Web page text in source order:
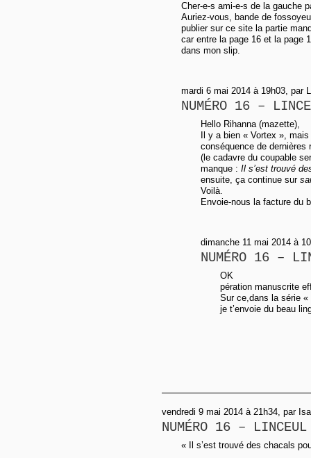
Cher-e-s ami-e-s de la gauche
Auriez-vous, bande de
publier sur ce site la partie
car entre la page 16 et la page
dans mon slip.
mardi 6 mai 2014 à 19h03, par
NUMÉRO 16 –
Hello Rihanna (mazette),
Il y a bien « Vortex »,
conséquence de dernières
(le cadavre du coupable
manque : Il s’est trouvé
ensuite, ça continue sur
Voilà.
Envoie-nous la facture du
dimanche 11 mai 2014 à
NUMÉRO 16 –
OK
pération manuscrite
Sur ce,dans la série
je t’envoie du beau
vendredi 9 mai 2014 à 21h34, par
NUMÉRO 16 – LINCEUL
« Il s’est trouvé des chacals